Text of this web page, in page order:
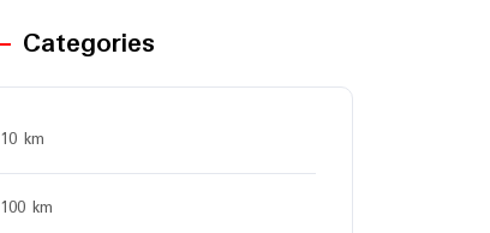
Categories
10 km
100 km